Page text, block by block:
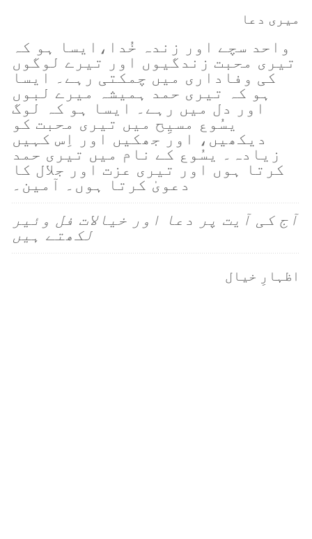
میری دعا
واحد سچے اور زندہ خُدا،ایسا ہو کہ
تیری محبت زندگیوں اور تیرے لوگوں
کی وفاداری میں چمکتی رہے۔ ایسا
ہو کہ تیری حمد ہمیشہ میرے لبوں
اور دل میں رہے۔ ایسا ہو کہ لوگ
یسُوع مسیِح میں تیری محبت کو
دیکھیں، اور جھکیں اور اِس کہیں
زیادہ۔ یسُوع کے نام میں تیری حمد
کرتا ہوں اور تیری عزت اور جلال کا
دعویٰ کرتا ہوں۔ آمین۔
آج کی آیت پر دعا اور خیالات فل وئیر
لکھتے ہیں
اظہارِ خیال